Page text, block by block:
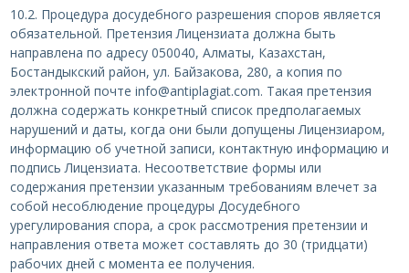
10.2. Процедура досудебного разрешения споров является
обязательной. Претензия Лицензиата должна быть
направлена по адресу 050040, Алматы, Казахстан,
Бостандыкский район, ул. Байзакова, 280, а копия по
электронной почте info@antiplagiat.com. Такая претензия
должна содержать конкретный список предполагаемых
нарушений и даты, когда они были допущены Лицензиаром,
информацию об учетной записи, контактную информацию и
подпись Лицензиата. Несоответствие формы или
содержания претензии указанным требованиям влечет за
собой несоблюдение процедуры Досудебного
урегулирования спора, а срок рассмотрения претензии и
направления ответа может составлять до 30 (тридцати)
рабочих дней с момента ее получения.